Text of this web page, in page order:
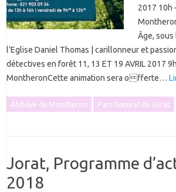
2017 10h
Âge, sous
l’Eglise Daniel Thomas | carillonneur et
détectives en forêt 11, 13 ET 19 AVRIL 2017
MontheronCette animation sera offerte…
Abbaye de Montheron Parc Naturel du Jorat
Jorat, Programme
2018